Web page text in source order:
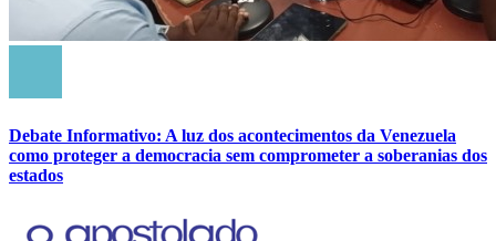
Debate Informativo: A luz dos acontecimentos da Venezuela
como proteger a democracia sem comprometer a soberanias dos
estados